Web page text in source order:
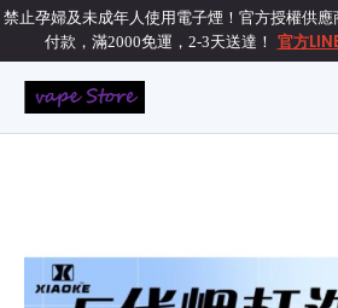
禁止孕婦及未成年人使用電子煙！官方授權供
付款，滿2000免運，2-3天送達！ 官方